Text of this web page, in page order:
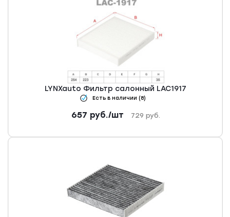
LYNXauto Фильтр салонный LAC1917
Есть в наличии (8)
657 руб./шт 729 руб.